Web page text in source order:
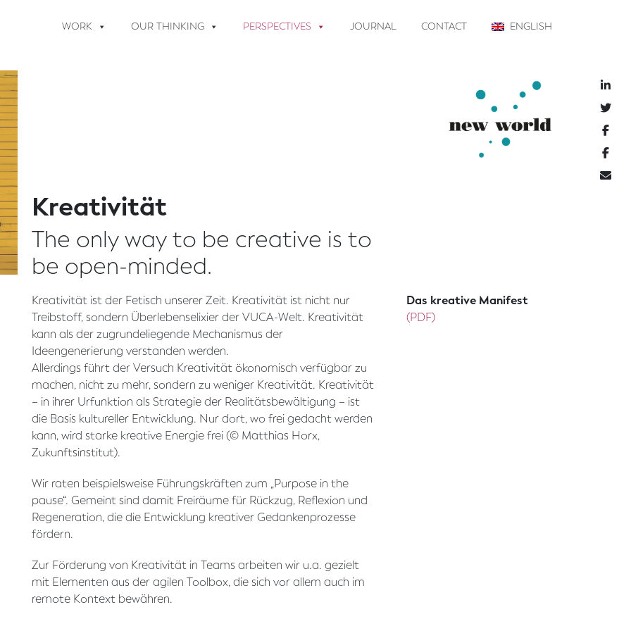
WORK OUR THINKING PERSPECTIVES JOURNAL CONTACT ENGLISH
Kreativität
The only way to be creative is to
be open-minded.
Kreativität ist der Fetisch unserer Zeit. Kreativität ist nicht nur
Treibstoff, sondern Überlebenselixier der VUCA-Welt. Kreativität
kann als der zugrundeliegende Mechanismus der
Ideengenerierung verstanden werden.
Allerdings führt der Versuch Kreativität ökonomisch verfügbar zu
machen, nicht zu mehr, sondern zu weniger Kreativität. Kreativität
– in ihrer Urfunktion als Strategie der Realitätsbewältigung – ist
die Basis kultureller Entwicklung. Nur dort, wo frei gedacht werden
kann, wird starke kreative Energie frei (© Matthias Horx,
Zukunftsinstitut).
Wir raten beispielsweise Führungskräften zum „Purpose in the
pause“. Gemeint sind damit Freiräume für Rückzug, Reflexion und
Regeneration, die die Entwicklung kreativer Gedankenprozesse
fördern.
Zur Förderung von Kreativität in Teams arbeiten wir u.a. gezielt
mit Elementen aus der agilen Toolbox, die sich vor allem auch im
remote Kontext bewähren.
Das kreative Manifest
(PDF)